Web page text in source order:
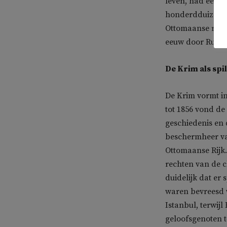
Ottomaanse
eeuw door
De Krim als
De Krim vormt
tot 1856 vond
geschiedenis
beschermheer
Ottomaanse
rechten van de
duidelijk dat er
waren bevreesd
Istanbul, terwijl
geloofsgenoten